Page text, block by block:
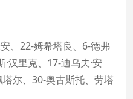
、22-姆希塔良、6-德弗
汉里克、17-迪乌夫·安
尔、30-奥古斯托、劳塔